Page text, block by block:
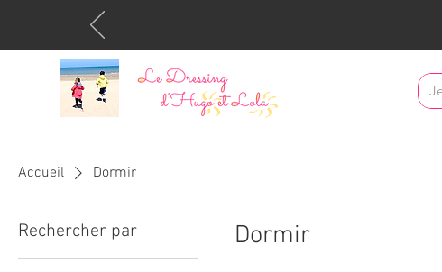
Accueil Dormir
Rechercher par Dormir